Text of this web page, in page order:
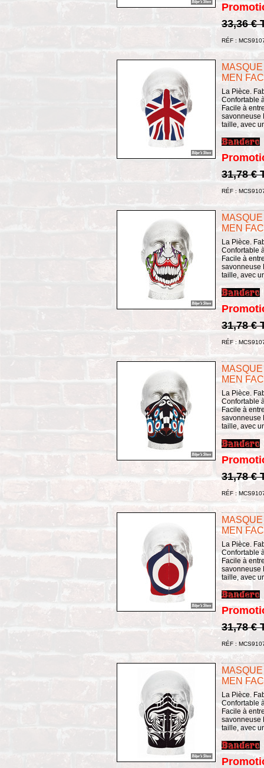
33,36 €
RÉF :
MEN
La Pièce.
Confortable
Facile à
savonneuse
taille, avec
31,78 €
RÉF :
MEN
La Pièce.
Confortable
Facile à
savonneuse
taille, avec
31,78 €
RÉF :
MEN
La Pièce.
Confortable
Facile à
savonneuse
taille, avec
31,78 €
RÉF :
MEN
La Pièce.
Confortable
Facile à
savonneuse
taille, avec
31,78 €
RÉF :
MEN
La Pièce.
Confortable
Facile à
savonneuse
taille, avec